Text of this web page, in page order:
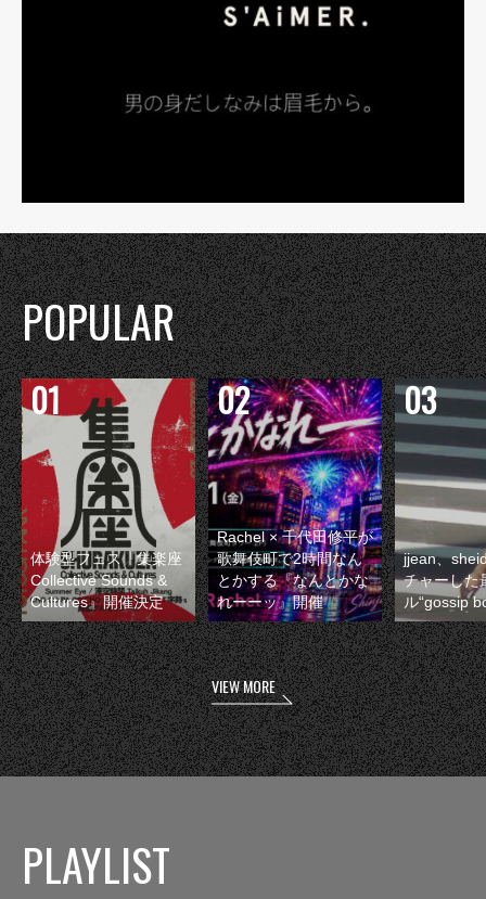
POPULAR
体験型フェス『集楽座
Collective Sounds &
Cultures』開催決定
Rachel × 千代田修平が
歌舞伎町で2時間なん
とかする『なんとかな
れーーッ』開催
jjean、
チャーした
ル“gossip
VIEW MORE
PLAYLIST